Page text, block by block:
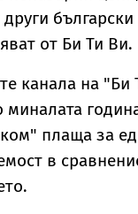
от Би Ти Ви.
канала на
плаща за
в